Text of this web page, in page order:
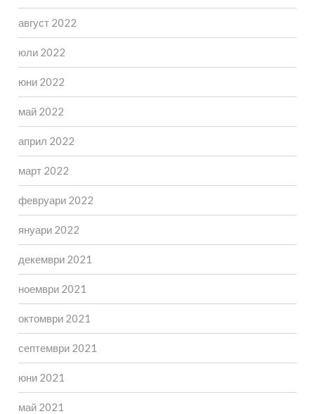
август 2022
юли 2022
юни 2022
май 2022
април 2022
март 2022
февруари 2022
януари 2022
декември 2021
ноември 2021
октомври 2021
септември 2021
юни 2021
май 2021